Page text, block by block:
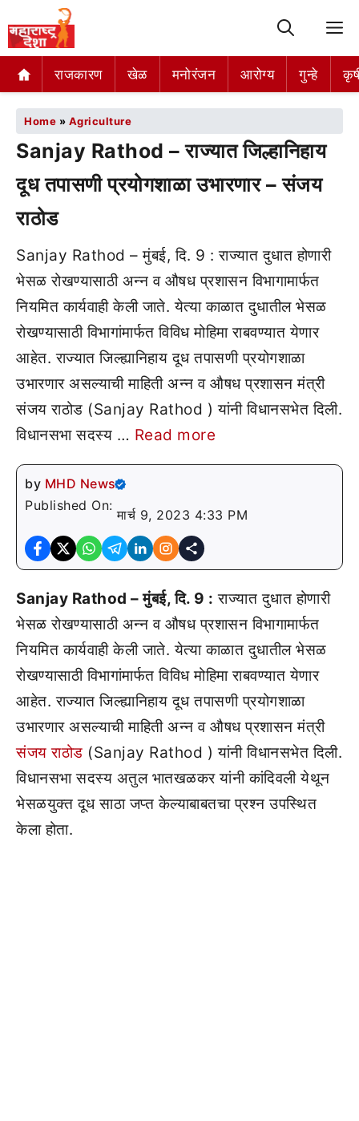
राजकारण खेळ मनोरंजन आरोग्य गुन्हे
Home » Agriculture
Sanjay Rathod – राज्यात जिल्हानिहाय
दूध तपासणी प्रयोगशाळा उभारणार – संजय
राठोड
Sanjay Rathod – मुंबई, दि. 9 : राज्यात दुधात होणारी
भेसळ रोखण्यासाठी अन्न व औषध प्रशासन विभागामार्फत
नियमित कार्यवाही केली जाते. येत्या काळात दुधातील भेसळ
रोखण्यासाठी विभागांमार्फत विविध मोहिमा राबवण्यात येणार
आहेत. राज्यात जिल्ह्यानिहाय दूध तपासणी प्रयोगशाळा
उभारणार असल्याची माहिती अन्न व औषध प्रशासन मंत्री
संजय राठोड (Sanjay Rathod ) यांनी विधानसभेत दिली.
विधानसभा सदस्य … Read more
by MHD News
Published On:
मार्च 9, 2023 4:33 PM
Sanjay Rathod – मुंबई, दि. 9 : राज्यात दुधात होणारी
भेसळ रोखण्यासाठी अन्न व औषध प्रशासन विभागामार्फत
नियमित कार्यवाही केली जाते. येत्या काळात दुधातील भेसळ
रोखण्यासाठी विभागांमार्फत विविध मोहिमा राबवण्यात येणार
आहेत. राज्यात जिल्ह्यानिहाय दूध तपासणी प्रयोगशाळा
उभारणार असल्याची माहिती अन्न व औषध प्रशासन मंत्री
संजय राठोड (Sanjay Rathod ) यांनी विधानसभेत दिली.
विधानसभा सदस्य अतुल भातखळकर यांनी कांदिवली येथून
भेसळयुक्त दूध साठा जप्त केल्याबाबतचा प्रश्न उपस्थित
केला होता.